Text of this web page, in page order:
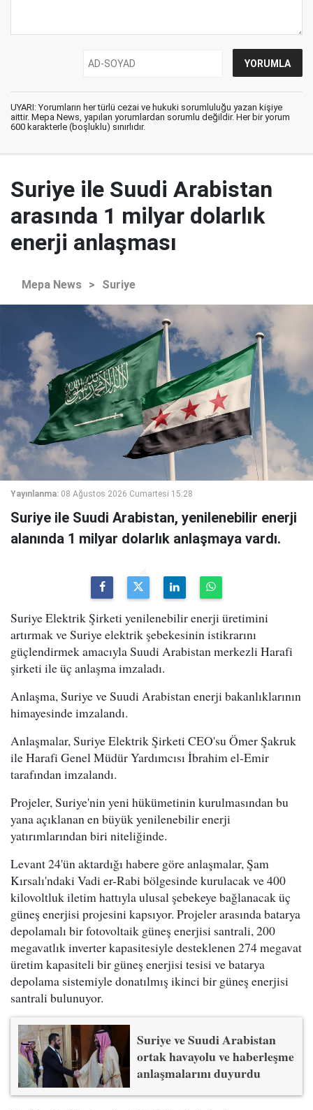
UYARI: Yorumların her türlü cezai ve hukuki sorumluluğu yazan kişiye
aittir. Mepa News, yapılan yorumlardan sorumlu değildir. Her bir yorum
600 karakterle (boşluklu) sınırlıdır.
Suriye ile Suudi Arabistan
arasında 1 milyar dolarlık
enerji anlaşması
Mepa News > Suriye
Yayınlanma: 08 Ağustos 2026 Cumartesi 15:28
Suriye ile Suudi Arabistan, yenilenebilir enerji
alanında 1 milyar dolarlık anlaşmaya vardı.
Suriye Elektrik Şirketi yenilenebilir enerji üretimini
artırmak ve Suriye elektrik şebekesinin istikrarını
güçlendirmek amacıyla Suudi Arabistan merkezli Harafi
şirketi ile üç anlaşma imzaladı.
Anlaşma, Suriye ve Suudi Arabistan enerji bakanlıklarının
himayesinde imzalandı.
Anlaşmalar, Suriye Elektrik Şirketi CEO'su Ömer Şakruk
ile Harafi Genel Müdür Yardımcısı İbrahim el-Emir
tarafından imzalandı.
Projeler, Suriye'nin yeni hükümetinin kurulmasından bu
yana açıklanan en büyük yenilenebilir enerji
yatırımlarından biri niteliğinde.
Levant 24'ün aktardığı habere göre anlaşmalar, Şam
Kırsalı'ndaki Vadi er-Rabi bölgesinde kurulacak ve 400
kilovoltluk iletim hattıyla ulusal şebekeye bağlanacak üç
güneş enerjisi projesini kapsıyor. Projeler arasında batarya
depolamalı bir fotovoltaik güneş enerjisi santrali, 200
megavatlık inverter kapasitesiyle desteklenen 274 megavat
üretim kapasiteli bir güneş enerjisi tesisi ve batarya
depolama sistemiyle donatılmış ikinci bir güneş enerjisi
santrali bulunuyor.
Suriye ve Suudi Arabistan
ortak havayolu ve haberleşme
anlaşmalarını duyurdu